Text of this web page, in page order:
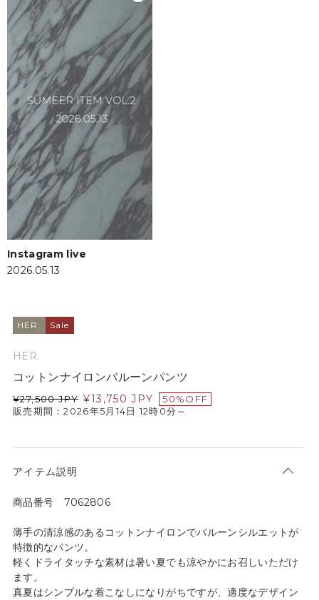
Instagram live
2026.05.13
HER. Sale
HER.
コットンナイロンバルーンパンツ
¥27,500 JPY ¥13,750 JPY
50%OFF
販売期間：2026年5月14日 12時0分～
アイテム説明
商品番号 7062806
薄手の清涼感のあるコットンナイロンでバルーンシルエットが
特徴的なパンツ。
軽くドライタッチな素材は暑い夏でも涼やかにお召しいただけ
ます。
真夏はシンプルな着こなしになりがちですが、適度なデザイン